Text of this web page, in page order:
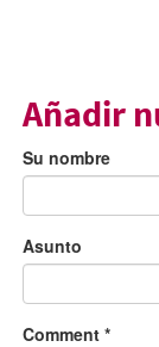
Añadir
Su nombre
Asunto
Comment *